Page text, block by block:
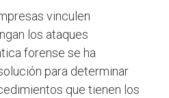
vinculen
los ataques
forense se ha
para determinar
que tienen los